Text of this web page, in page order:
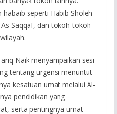
seperti Habib Sholeh
Saqqaf, dan tokoh-tokoh
Naik menyampaikan sesi
tentang urgensi menuntut
kesatuan umat melalui Al-
pendidikan yang
serta pentingnya umat